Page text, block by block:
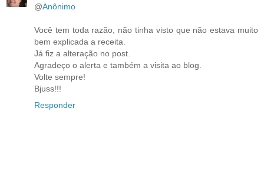
@Anônimo
Você tem toda razão, não tinha visto que não estava muito
bem explicada a receita.
Já fiz a alteração no post.
Agradeço o alerta e também a visita ao blog.
Volte sempre!
Bjuss!!!
Responder